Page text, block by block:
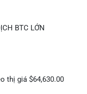
BTC LỚN
thị giá $64,630.00